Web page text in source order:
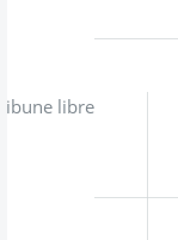
Tribune libre